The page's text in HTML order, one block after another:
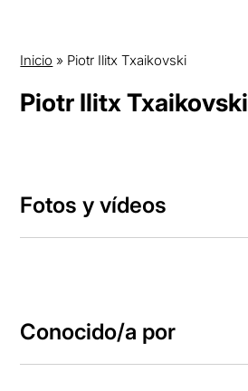
Inicio » Piotr Ilitx Txaikovski
Piotr Ilitx Txaikovski
Fotos y vídeos
Conocido/a por